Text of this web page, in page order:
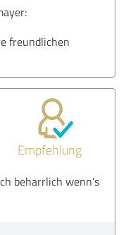
freundlichen
Empfehlung
beharrlich wenn’s